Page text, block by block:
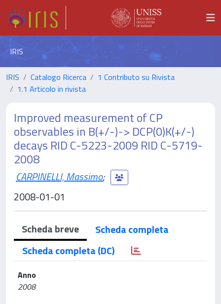
IRIS
IRIS Catalogo Ricerca
1 Contributo su Rivista
1.1 Articolo in rivista
Improved measurement of CP
observables in B(+/-)-> DCP(0)K(+/-)
decays RID C-5223-2009 RID C-5719-
2008
CARPINELLI, Massimo;
2008-01-01
Scheda breve
Scheda completa
Scheda completa (DC)
Anno
2008